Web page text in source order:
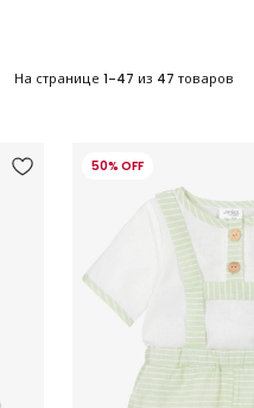
На странице 1-47 из 47 товаров
50% OFF